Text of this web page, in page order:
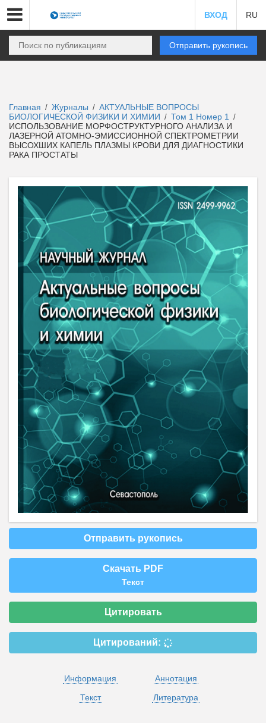
ВХОД RU
Отправить рукопись
Главная / Журналы / АКТУАЛЬНЫЕ ВОПРОСЫ
БИОЛОГИЧЕСКОЙ ФИЗИКИ И ХИМИИ / Том 1 Номер 1 /
ИСПОЛЬЗОВАНИЕ МОРФОСТРУКТУРНОГО АНАЛИЗА И
ЛАЗЕРНОЙ АТОМНО-ЭМИССИОННОЙ СПЕКТРОМЕТРИИ
ВЫСОХШИХ КАПЕЛЬ ПЛАЗМЫ КРОВИ ДЛЯ ДИАГНОСТИКИ
РАКА ПРОСТАТЫ
Отправить рукопись
Скачать PDF
Текст
Цитировать
Цитирований:
Информация
Аннотация
Текст
Литература